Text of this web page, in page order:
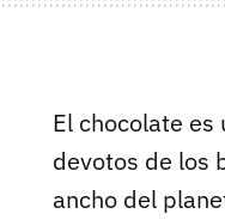
El chocolate
devotos de los
ancho del